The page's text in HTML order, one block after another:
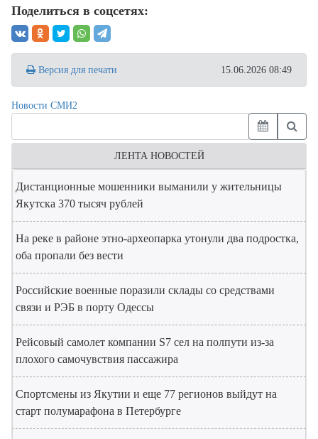
Поделиться в соцсетях:
Версия для печати 15.06.2026 08:49
Новости СМИ2
ЛЕНТА НОВОСТЕЙ
Дистанционные мошенники выманили у жительницы
Якутска 370 тысяч рублей
На реке в районе этно-археопарка утонули два подростка,
оба пропали без вести
Российские военные поразили склады со средствами
связи и РЭБ в порту Одессы
Рейсовый самолет компании S7 сел на полпути из-за
плохого самочувствия пассажира
Спортсмены из Якутии и еще 77 регионов выйдут на
старт полумарафона в Петербурге